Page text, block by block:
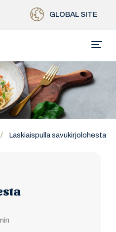
GLOBAL SITE
/ Laskiaispulla savukirjolohesta